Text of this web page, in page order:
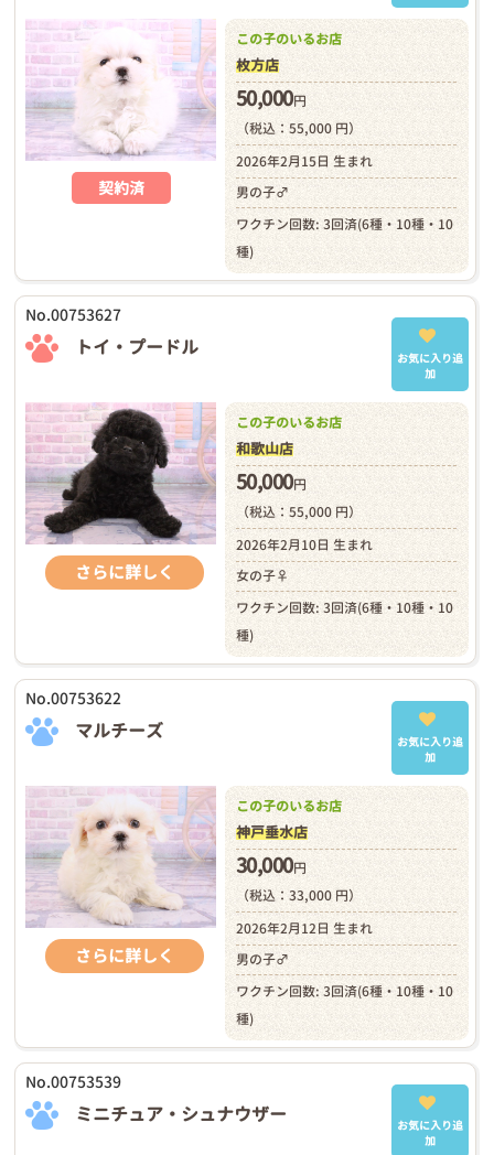
契約済
この子のいるお店
枚方店
50,000円
（税込：55,000 円）
2026年2月15日 生まれ
男の子♂
ワクチン回数: 3回済(6種・10種・10
種)
No.00753627
トイ・プードル
お気に入り追
加
さらに詳しく
この子のいるお店
和歌山店
50,000円
（税込：55,000 円）
2026年2月10日 生まれ
女の子♀
ワクチン回数: 3回済(6種・10種・10
種)
No.00753622
マルチーズ
お気に入り追
加
さらに詳しく
この子のいるお店
神戸垂水店
30,000円
（税込：33,000 円）
2026年2月12日 生まれ
男の子♂
ワクチン回数: 3回済(6種・10種・10
種)
No.00753539
ミニチュア・シュナウザー
お気に入り追
加